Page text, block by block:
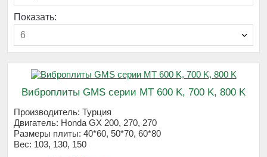
Показать:
6
Виброплиты GMS серии МТ 600 K, 700 K, 800 K
Производитель: Турция
Двигатель: Honda GX 200, 270, 270
Размеры плиты: 40*60, 50*70, 60*80
Вес: 103, 130, 150